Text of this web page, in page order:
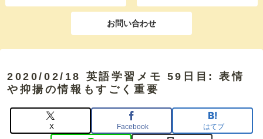
お問い合わせ
2020/02/18 英語学習メモ 59日目: 表情
や抑揚の情報もすごく重要
X Facebook はてブ